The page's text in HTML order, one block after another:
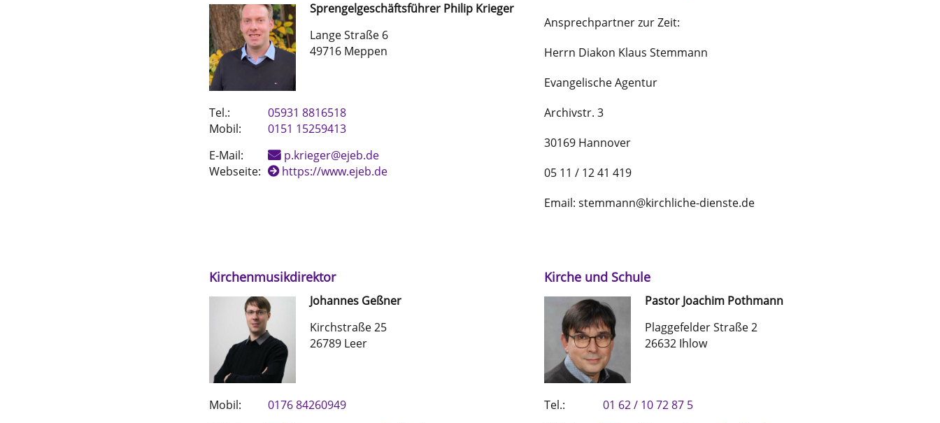
Sprengelgeschäftsführer Philip Krieger
Lange Straße 6
49716 Meppen
Tel.:
05931 8816518
Mobil:
0151 15259413
E-Mail:
p.krieger@ejeb.de
Webseite:
https://www.ejeb.de
Ansprechpartner zur Zeit:
Herrn Diakon Klaus Stemmann
Evangelische Agentur
Archivstr. 3
30169 Hannover
05 11 / 12 41 419
Email: stemmann@kirchliche-dienste.de
Kirchenmusikdirektor
Johannes Geßner
Kirchstraße 25
26789 Leer
Mobil:
0176 84260949
Kirche und Schule
Pastor Joachim Pothmann
Plaggefelder Straße 2
26632 Ihlow
Tel.:
01 62 / 10 72 87 5